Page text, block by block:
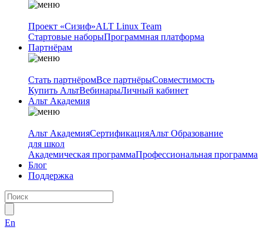
Проект «Сизиф»ALT Linux Team
Стартовые наборыПрограммная платформа
Партнёрам
Стать партнёромВсе партнёрыСовместимость
Купить АльтВебинарыЛичный кабинет
Альт Академия
Альт АкадемияСертификацияАльт Образование
для школ
Академическая программаПрофессиональная программа
Блог
Поддержка
En